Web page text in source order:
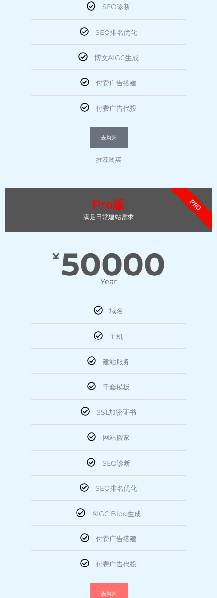
SEO诊断
SEO排名优化
博文AIGC生成
付费广告搭建
付费广告代投
去购买
推荐购买
Pro版
满足日常建站需求
¥50000
Year
域名
主机
建站服务
千套模板
SSL加密证书
网站搬家
SEO诊断
SEO排名优化
AIGC Blog生成
付费广告搭建
付费广告代投
去购买
PRO